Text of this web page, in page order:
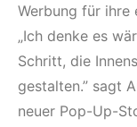
Werbung für ihre
„Ich denke es
Schritt, die
gestalten.” sagt
neuer Pop-Up-